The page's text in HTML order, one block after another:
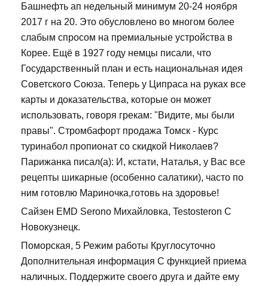
Башнефть ап недельный минимум 20-24 ноября
2017 г на 20. Это обусловлено во многом более
слабым спросом на премиальные устройства в
Корее. Ещё в 1927 году немцы писали, что
Государственный план и есть национальная идея
Советского Союза. Теперь у Ципраса на руках все
карты и доказательства, которые он может
использовать, говоря грекам: "Видите, мы были
правы". Стромбафорт продажа Томск - Курс
туринабол пропионат со скидкой Николаев?
Парижанка писал(а): И, кстати, Наталья, у Вас все
рецепты шикарные (особенно салатики), часто по
ним готовлю Мариночка,готовь на здоровье!
Сайзен EMD Serono Михайловка, Testosteron C
Новокузнецк.
Поморская, 5 Режим работы Круглосуточно
Дополнительная информация С функцией приема
наличных. Поддержите своего друга и дайте ему